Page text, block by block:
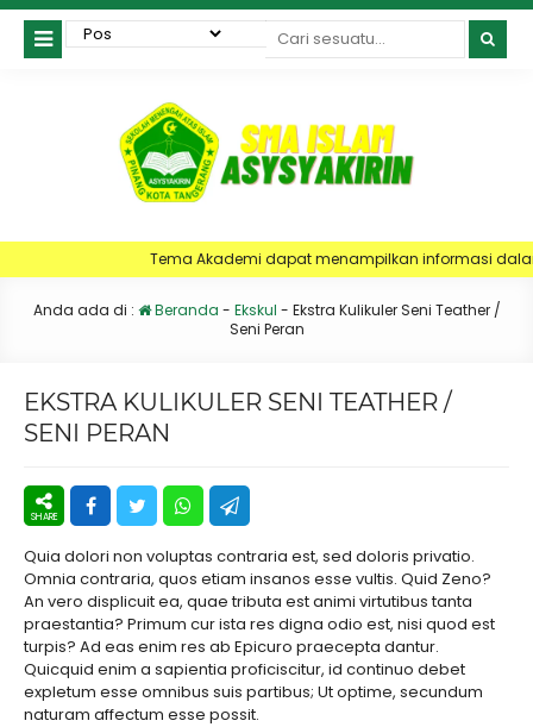
Tema Akademi dapat menampilkan informasi dalam text berjalan
Anda ada di : Beranda - Ekskul - Ekstra Kulikuler Seni Teather /
Seni Peran
EKSTRA KULIKULER SENI TEATHER /
SENI PERAN
Quia dolori non voluptas contraria est, sed doloris privatio.
Omnia contraria, quos etiam insanos esse vultis. Quid Zeno?
An vero displicuit ea, quae tributa est animi virtutibus tanta
praestantia? Primum cur ista res digna odio est, nisi quod est
turpis? Ad eas enim res ab Epicuro praecepta dantur.
Quicquid enim a sapientia proficiscitur, id continuo debet
expletum esse omnibus suis partibus; Ut optime, secundum
naturam affectum esse possit.